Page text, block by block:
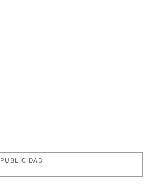
PUBLICIDAD